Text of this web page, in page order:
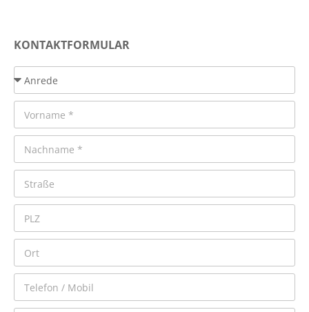
KONTAKTFORMULAR